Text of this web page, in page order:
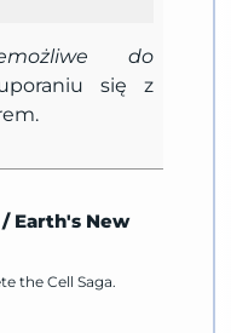
do
się z
/ Earth's New
the Cell Saga.